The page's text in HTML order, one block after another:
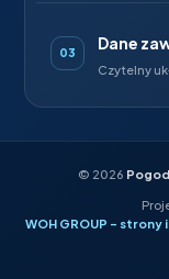
03 Dane
Czytelny
© 2026
WOH GROUP –